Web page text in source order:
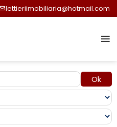
lettieriimobiliaria@hotmail.com
Ok